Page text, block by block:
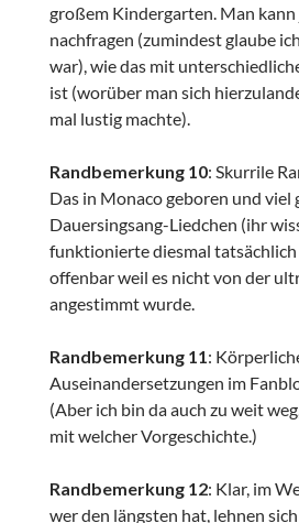
großem Kindergarten. Man
nachfragen (zumindest glaube
war), wie das mit
ist (worüber man sich
mal lustig machte).
Randbemerkung 10: Skurrile
Das in Monaco geboren und viel
Dauersingsang-Liedchen (ihr
funktionierte diesmal tatsächlich
offenbar weil es nicht von der
angestimmt wurde.
Randbemerkung 11 :
Auseinandersetzungen im
(Aber ich bin da auch zu weit
mit welcher Vorgeschichte.)
Randbemerkung 12: Klar, im
wer den längsten hat, lehnen